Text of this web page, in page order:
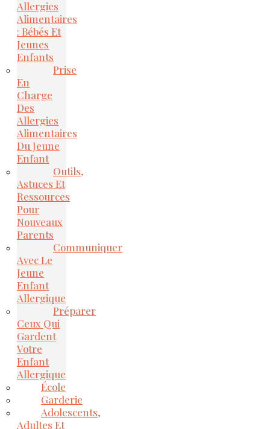
Allergies
Alimentaires
: Bébés Et
Jeunes
Enfants
Prise
En
Charge
Des
Allergies
Alimentaires
Du Jeune
Enfant
Outils,
Astuces Et
Ressources
Pour
Nouveaux
Parents
Communiquer
Avec Le
Jeune
Enfant
Allergique
Préparer
Ceux Qui
Gardent
Votre
Enfant
Allergique
École
Garderie
Adolescents,
Adultes Et